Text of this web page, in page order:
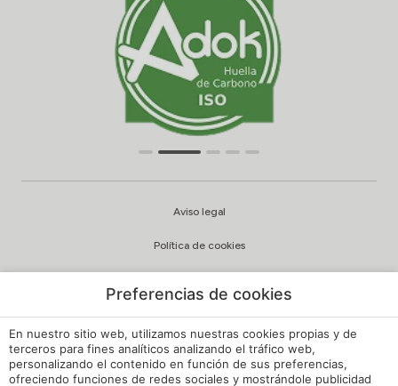
Aviso legal
Política de cookies
Política de Calidad y Medioambiente
Canal de Denuncias Hoteles de España
Preferencias de cookies
En nuestro sitio web, utilizamos nuestras cookies propias y de
terceros para fines analíticos analizando el tráfico web,
personalizando el contenido en función de sus preferencias,
ofreciendo funciones de redes sociales y mostrándole publicidad